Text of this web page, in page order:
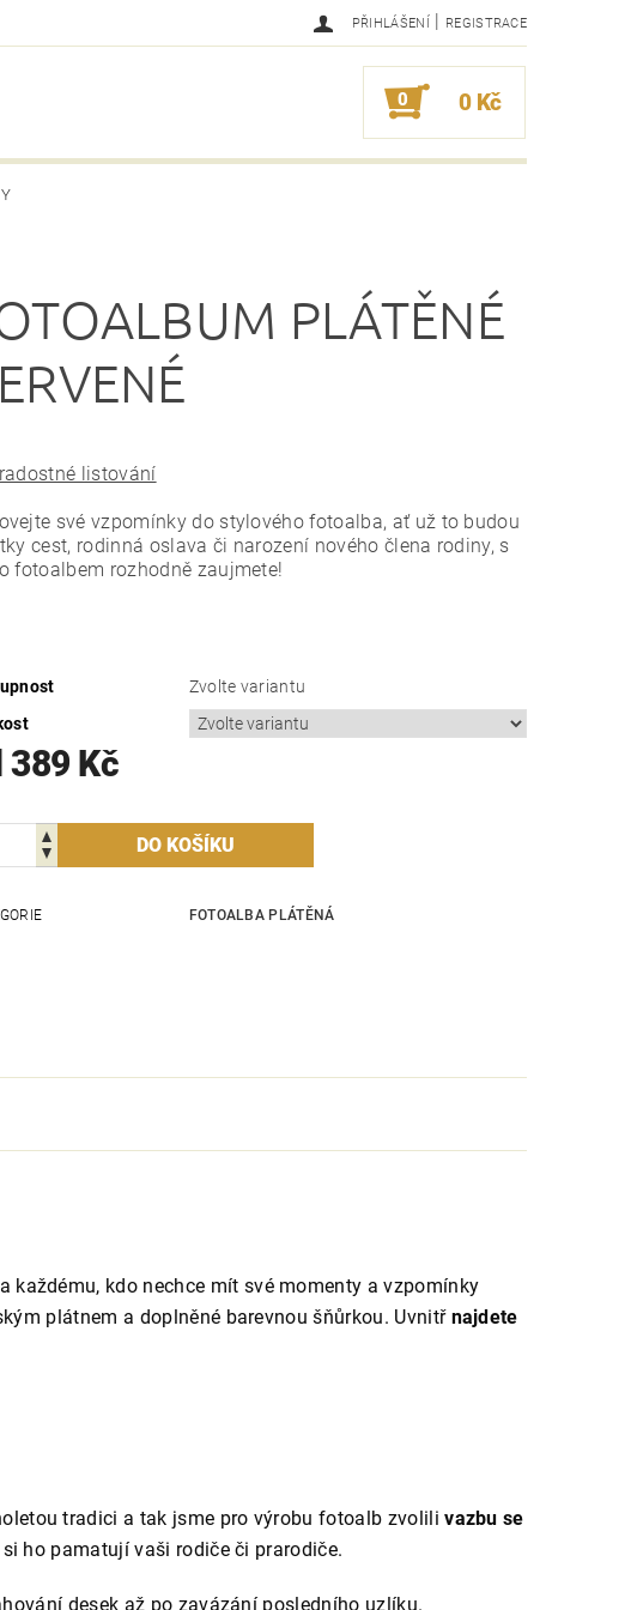
PŘIHLÁŠENÍ | REGISTRACE
0 0 Kč
PLÁTĚNÉ
listování
své vzpomínky do stylového fotoalba, ať už to budou
cest, rodinná oslava či narození nového člena rodiny, s
fotoalbem rozhodně zaujmete!
Zvolte variantu
389 Kč
FOTOALBA PLÁTĚNÁ
kdo nechce mít své momenty a vzpomínky
plátnem a doplněné barevnou šňůrkou. Uvnitř najdete
tradici a tak jsme pro výrobu fotoalb zvolilivazbu se
ho pamatují vaši rodiče či prarodiče.
desek až po zavázání posledního uzlíku.